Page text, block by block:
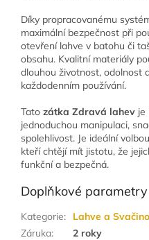
Díky propracovanému
maximální bezpečnost při
otevření lahve v batohu či
obsahu. Kvalitní materiály
dlouhou životnost, odolnost
každodenním používání.
Tato zátka Zdravá lahev je
jednoduchou manipulaci,
spolehlivost. Je ideální
kteří chtějí mít jistotu, že
funkční a bezpečná.
Doplňkové parametry
Kategorie:
Lahve a
Záruka:
2 roky